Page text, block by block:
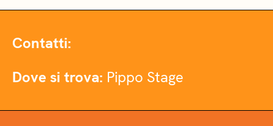
Contatti:
Dove si trova: Pippo Stage